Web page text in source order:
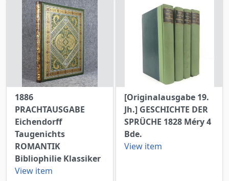
1886
PRACHTAUSGABE
Eichendorff
Taugenichts
ROMANTIK
Bibliophilie Klassiker
View item
[Originalausgabe 19.
Jh.] GESCHICHTE DER
SPRÜCHE 1828 Méry 4
Bde.
View item